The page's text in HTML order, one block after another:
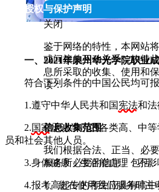
一、2021年泉州华光学院职业
符合下列条件的中国公民均可报
1.遵守中华人民共和国宪法和法
2.国家承认学历的各类高、中
员和社会其他人员。
3.身体健康，生活能自理，不影
4.报考高起专的考生应具有高中
信息授权与保护声明
关闭
鉴于网络的特性，本网站
或间接的互动关系，故特
息所采取的收集、使用和
读：
信息收集范围
我们根据合法、正当、必
服务所必要的信息。包括：
1、您在使用我们服务时主